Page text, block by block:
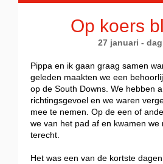
Op koers
27 januari -
Pippa en ik gaan graag samen
geleden maakten we een
op de South Downs. We hebben
richtingsgevoel en we waren
mee te nemen. Op de een of
we van het pad af en kwamen we
terecht.
Het was een van de kortste